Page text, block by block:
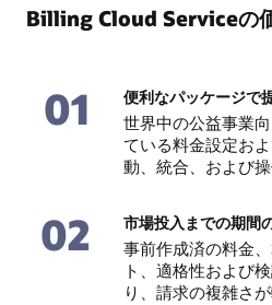
Billing Cloud Serviceの
01 便利なパッケージで
世界中の公益事業
ている料金設定お
動、統合、および操
02 市場投入までの期間
事前作成済の料金
ト、適格性および
り、請求の複雑さ